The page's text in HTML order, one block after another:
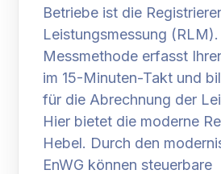
Betriebe ist die
Leistungsmessung
Messmethode erfasst
im 15-Minuten-Takt und
für die Abrechnung der
Hier bietet die moderne
Hebel. Durch den
EnWG können steuerbare